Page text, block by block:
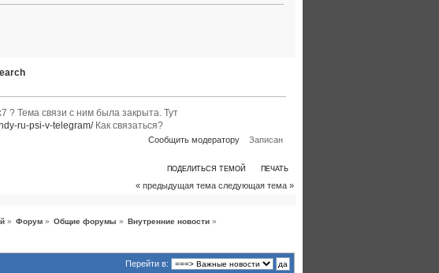
? Тема связи с ним была закрыта. Тут
ru-psi-v-telegram/Как связаться?
Сообщить модератору Записан
ПОДЕЛИТЬСЯ ТЕМОЙ ПЕЧАТЬ
« предыдущая тема следующая тема »
» Форум » Общие форумы » Внутренние новости »
Перейти в: